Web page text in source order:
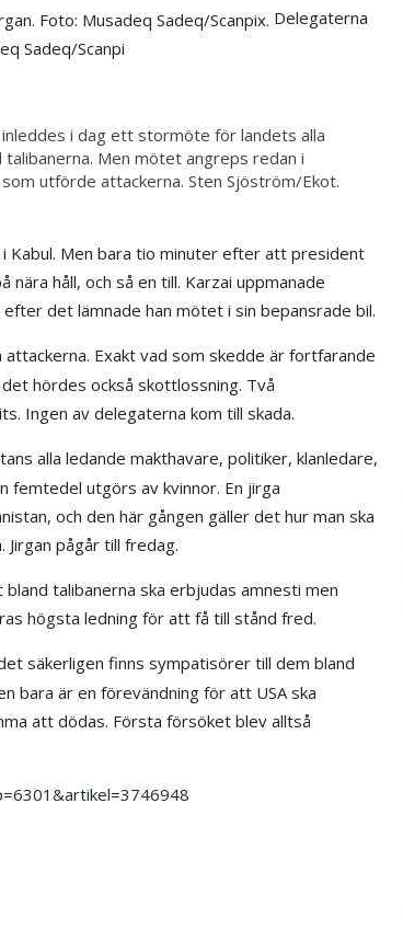
Delegaterna
Sadeq/Scanpi
i dag ett stormöte för landets alla
Men mötet angreps redan i
utförde attackerna. Sten Sjöström/Ekot.
Men bara tio minuter efter att president
håll, och så en till. Karzai uppmanade
det lämnade han mötet i sin bepansrade bil.
attackerna. Exakt vad som skedde är fortfarande
hördes också skottlossning. Två
Ingen av delegaterna kom till skada.
alla ledande makthavare, politiker, klanledare,
femtedel utgörs av kvinnor. En jirga
och den här gången gäller det hur man ska
pågår till fredag.
talibanerna ska erbjudas amnesti men
högsta ledning för att få till stånd fred.
säkerligen finns sympatisörer till dem bland
bara är en förevändning för att USA ska
att dödas. Första försöket blev alltså